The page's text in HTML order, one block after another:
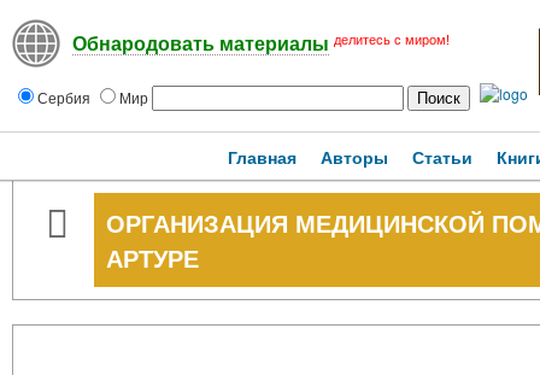
Обнародовать материалы делитесь с миром!
Сербия Мир
Главная Авторы Статьи
ОРГАНИЗАЦИЯ МЕДИЦИНСКОЙ
АРТУРЕ